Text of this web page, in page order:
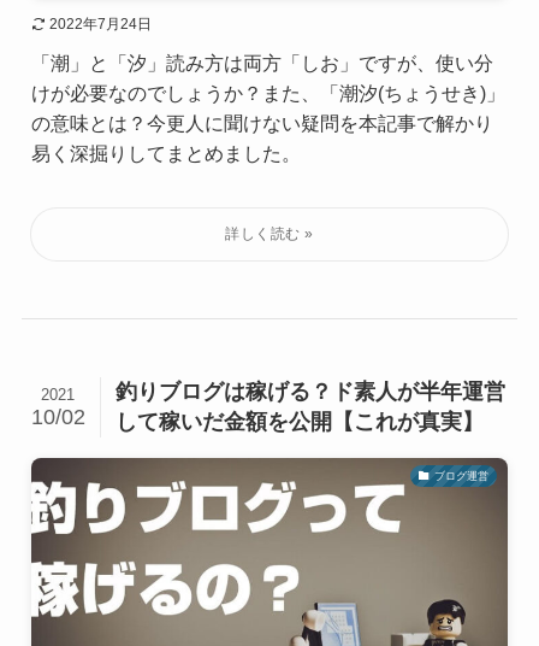
2022年7月24日
「潮」と「汐」読み方は両方「しお」ですが、使い分
けが必要なのでしょうか？また、「潮汐(ちょうせき)」
の意味とは？今更人に聞けない疑問を本記事で解かり
易く深掘りしてまとめました。
釣りブログは稼げる？ド素人が半年運営
して稼いだ金額を公開【これが真実】
2021
10/02
ブログ運営